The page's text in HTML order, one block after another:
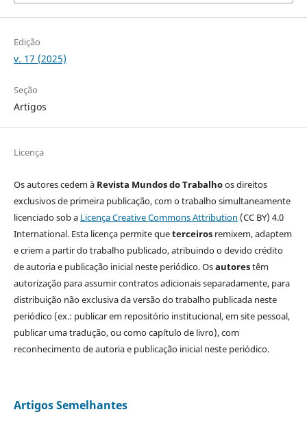
Edição
v. 17 (2025)
Seção
Artigos
Licença
Os autores cedem à Revista Mundos do Trabalhoos direitos
exclusivos de primeira publicação, com o trabalho simultaneamente
licenciado sob a Licença Creative Commons Attribution (CC BY) 4.0
International. Esta licença permite queterceirosremixem, adaptem
e criem a partir do trabalho publicado, atribuindo o devido crédito
de autoria e publicação inicial neste periódico. Osautorestêm
autorização para assumir contratos adicionais separadamente, para
distribuição não exclusiva da versão do trabalho publicada neste
periódico (ex.: publicar em repositório institucional, em site pessoal,
publicar uma tradução, ou como capítulo de livro), com
reconhecimento de autoria e publicação inicial neste periódico.
Artigos Semelhantes